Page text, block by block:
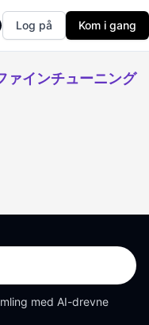
Log på Kom i gang
ァインチューニング
med AI-drevne